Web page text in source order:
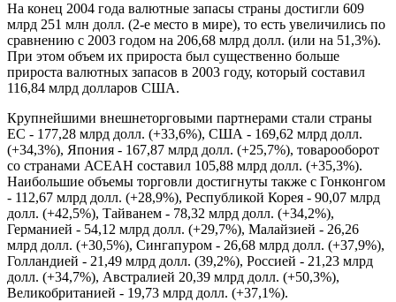
На конец 2004 года валютные запасы страны достигли 609
млрд 251 млн долл. (2-е место в мире), то есть увеличились по
сравнению с 2003 годом на 206,68 млрд долл. (или на 51,3%).
При этом объем их прироста был существенно больше
прироста валютных запасов в 2003 году, который составил
116,84 млрд долларов США.
Крупнейшими внешнеторговыми партнерами стали страны
ЕС - 177,28 млрд долл. (+33,6%), США - 169,62 млрд долл.
(+34,3%), Япония - 167,87 млрд долл. (+25,7%), товарооборот
со странами АСЕАН составил 105,88 млрд долл. (+35,3%).
Наибольшие объемы торговли достигнуты также с Гонконгом
- 112,67 млрд долл. (+28,9%), Республикой Корея - 90,07 млрд
долл. (+42,5%), Тайванем - 78,32 млрд долл. (+34,2%),
Германией - 54,12 млрд долл. (+29,7%), Малайзией - 26,26
млрд долл. (+30,5%), Сингапуром - 26,68 млрд долл. (+37,9%),
Голландией - 21,49 млрд долл. (39,2%), Россией - 21,23 млрд
долл. (+34,7%), Австралией 20,39 млрд долл. (+50,3%),
Великобританией - 19,73 млрд долл. (+37,1%).